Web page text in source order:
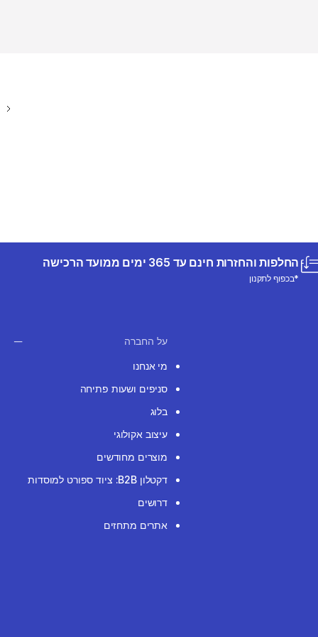
החלפות והחזרות חינם עד 365 ימים ממועד הרכישה
*בכפוף לתקנון
על החברה
מי אנחנו
סניפים ושעות פתיחה
בלוג
עיצוב אקולוגי
מוצרים מחודשים
דקטלון B2B: ציוד ספורט למוסדות
דרושים
אתרים מתחזים